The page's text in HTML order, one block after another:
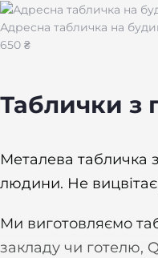
Адресна табличка на
650 ₴
Таблички з
Металева табличка
людини. Не
Ми виготовляємо
закладу чи готелю,